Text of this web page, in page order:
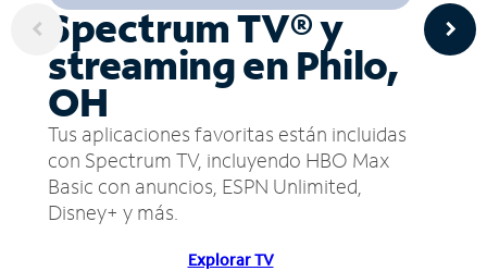
Spectrum TV® y
streaming en Philo,
OH
Tus aplicaciones favoritas están incluidas
con Spectrum TV, incluyendo HBO Max
Basic con anuncios, ESPN Unlimited,
Disney+ y más.
Explorar TV